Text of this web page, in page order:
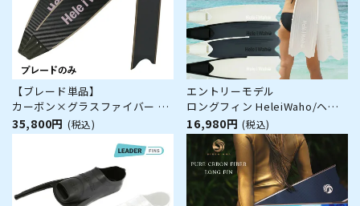
【ブレード単品】
カーボン×グラスファイバー ロ
ングフィン フリーダイビング フ
ィン leaderfins リーダーフィン
HeleiWaho ヘレイワホ kanani
カナニ フルフットフィン 素潜り
スピアフィッシング ブレードの
み
35,800円 (税込)
エントリーモデル
ロングフィン HeleiWaho/ヘレ
イワホ kanani カナニ スキンダ
イビング フリーダイビング スピ
アフィッシング
16,980円 (税込)